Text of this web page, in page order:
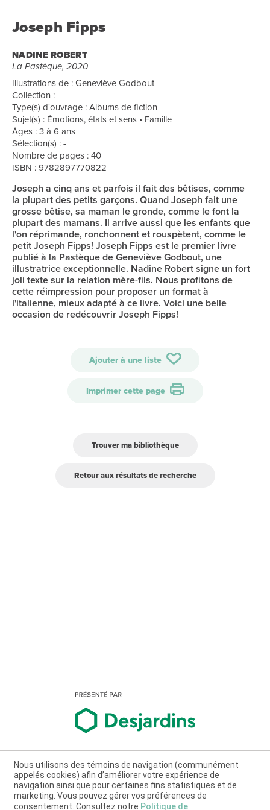
Joseph Fipps
NADINE ROBERT
La Pastèque, 2020
Illustrations de : Geneviève Godbout
Collection : -
Type(s) d'ouvrage : Albums de fiction
Sujet(s) : Émotions, états et sens • Famille
Âges : 3 à 6 ans
Sélection(s) : -
Nombre de pages : 40
ISBN : 9782897770822
Joseph a cinq ans et parfois il fait des bêtises, comme
la plupart des petits garçons. Quand Joseph fait une
grosse bêtise, sa maman le gronde, comme le font la
plupart des mamans. Il arrive aussi que les enfants que
l'on réprimande, ronchonnent et rouspètent, comme le
petit Joseph Fipps! Joseph Fipps est le premier livre
publié à la Pastèque de Geneviève Godbout, une
illustratrice exceptionnelle. Nadine Robert signe un fort
joli texte sur la relation mère-fils. Nous profitons de
cette réimpression pour proposer un format à
l'italienne, mieux adapté à ce livre. Voici une belle
occasion de redécouvrir Joseph Fipps!
Ajouter à une liste
Imprimer cette page
Trouver ma bibliothèque
Retour aux résultats de recherche
Nous utilisons des témoins de navigation (communément
appelés cookies) afin d’améliorer votre expérience de
navigation ainsi que pour certaines fins statistiques et de
marketing. Vous pouvez gérer vos préférences de
consentement. Consultez notre Politique de